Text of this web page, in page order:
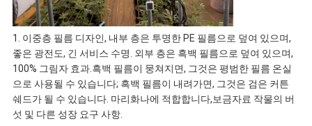
사
이
트
맵
1. 이중층 필름 디자인, 내부 층은 투명한 PE 필름으로 덮여 있으며,
좋은 광전도, 긴 서비스 수명. 외부 층은 흑백 필름으로 덮여 있으며,
100% 그림자 효과.흑백 필름이 뭉쳐지면, 그것은 평범한 필름 온실
으로 사용될 수 있습니다; 흑백 필름이 내려가면, 그것은 검은 커튼
쉐드가 될 수 있습니다. 마리화나에 적합합니다,보금자료 작물의 버
섯 및 다른 성장 요구 사항.